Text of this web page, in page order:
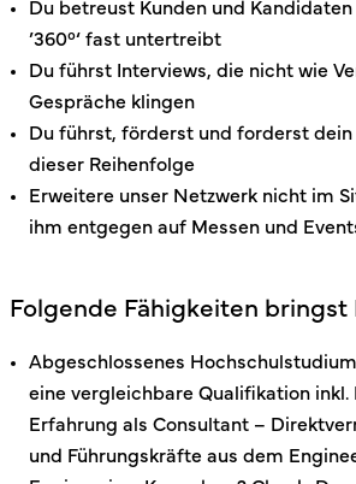
Du betreust Kunden und
’360°‘ fast untertreibt
Du führst Interviews, die nicht wie
Gespräche klingen
Du führst, förderst und forderst dein
dieser Reihenfolge
Erweitere unser Netzwerk nicht im
ihm entgegen auf Messen und
Folgende Fähigkeiten bringst
Abgeschlossenes
eine vergleichbare Qualifikation inkl.
Erfahrung als Consultant –
und Führungskräfte aus dem